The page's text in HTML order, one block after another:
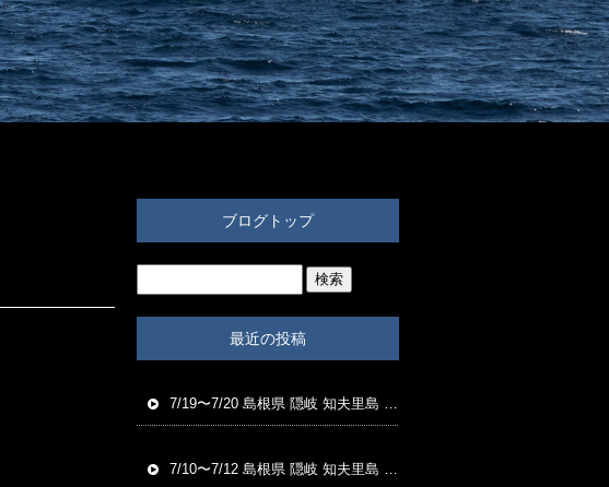
ブログトップ
最近の投稿
7/19〜7/20 島根県 隠岐 知夫里島 福友渡船 磯釣り釣果
7/10〜7/12 島根県 隠岐 知夫里島 福友渡船 磯釣り釣果